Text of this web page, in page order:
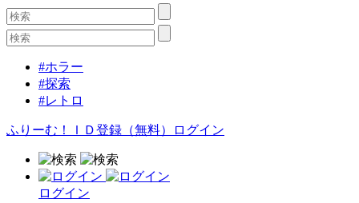
#ホラー
#探索
#レトロ
ふりーむ！ＩＤ登録（無料） ログイン
ログイン